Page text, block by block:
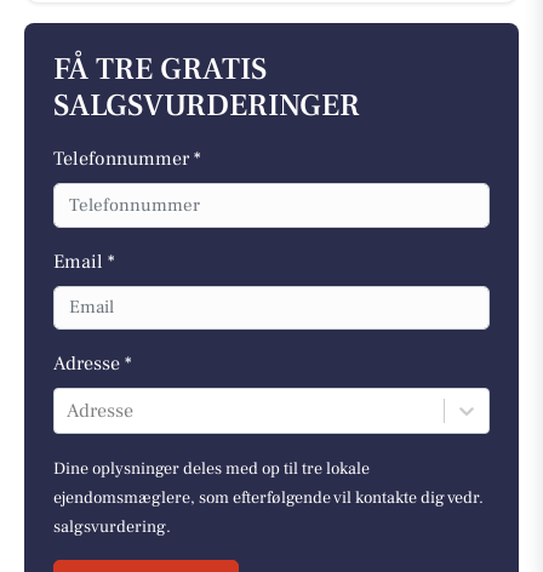
FÅ TRE GRATIS
SALGSVURDERINGER
Telefonnummer *
Email *
Adresse *
Adresse
Dine oplysninger deles med op til tre lokale
ejendomsmæglere, som efterfølgende vil kontakte dig vedr.
salgsvurdering.